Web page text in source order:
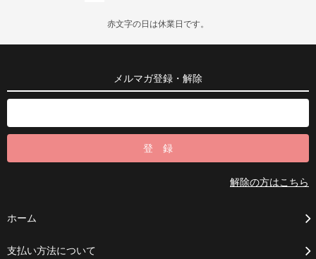
赤文字の日は休業日です。
メルマガ登録・解除
解除の方はこちら
ホーム
支払い方法について